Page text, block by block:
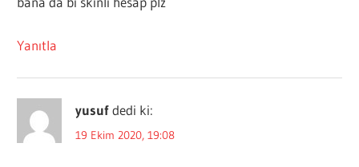
Yanıtla
yusuf dedi ki:
19 Ekim 2020, 19:08